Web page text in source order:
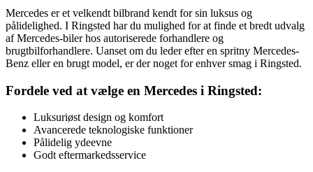
Mercedes er et velkendt bilbrand kendt for sin luksus og
pålidelighed. I Ringsted har du mulighed for at finde et bredt udvalg
af Mercedes-biler hos autoriserede forhandlere og
brugtbilforhandlere. Uanset om du leder efter en spritny Mercedes-
Benz eller en brugt model, er der noget for enhver smag i Ringsted.
Fordele ved at vælge en Mercedes i Ringsted:
Luksuriøst design og komfort
Avancerede teknologiske funktioner
Pålidelig ydeevne
Godt eftermarkedsservice